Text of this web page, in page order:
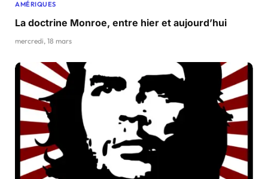
AMÉRIQUES
La doctrine Monroe, entre hier et aujourd’hui
mercredi, 18 mars